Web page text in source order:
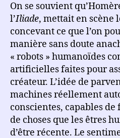
On se souvient
l’Iliade, mettait en scène
concevant ce que l’on
manière sans doute
« robots » humanoïdes
artificielles faites pour
créateur. L’idée de
machines réellement
conscientes, capables
de choses que les êtres
d’être récente. Le